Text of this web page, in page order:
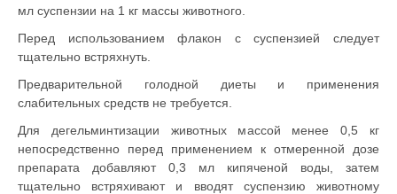
мл суспензии на 1 кг массы животного.
Перед использованием флакон с суспензией следует
тщательно встряхнуть.
Предварительной голодной диеты и применения
слабительных средств не требуется.
Для дегельминтизации животных массой менее 0,5 кг
непосредственно перед применением к отмеренной дозе
препарата добавляют 0,3 мл кипяченой воды, затем
тщательно встряхивают и вводят суспензию животному
© 2015—2026 ООО «Сытая Морда»
Хотите у нас работать?
Заполнить анкету
Реквизиты